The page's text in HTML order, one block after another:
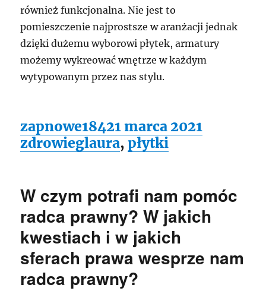
również funkcjonalna. Nie jest to
pomieszczenie najprostsze w aranżacji jednak
dzięki dużemu wyborowi płytek, armatury
możemy wykreować wnętrze w każdym
wytypowanym przez nas stylu.
zapnowe184Data
publikacji
21 marca 2021
zdrowieTagi
glaura,płytki
W czym potrafi nam pomóc
radca prawny? W jakich
kwestiach i w jakich
sferach prawa wesprze nam
radca prawny?